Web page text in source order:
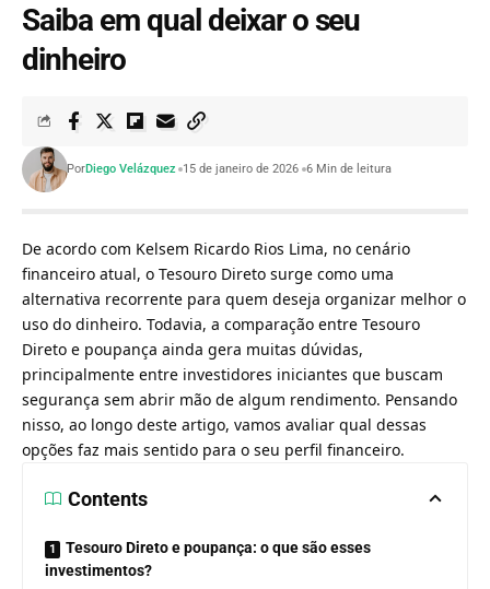
Saiba em qual deixar o seu
dinheiro
PorDiego Velázquez 15 de janeiro de 2026 6 Min de leitura
De acordo com Kelsem Ricardo Rios Lima, no cenário
financeiro atual, o Tesouro Direto surge como uma
alternativa recorrente para quem deseja organizar melhor o
uso do dinheiro. Todavia, a comparação entre Tesouro
Direto e poupança ainda gera muitas dúvidas,
principalmente entre investidores iniciantes que buscam
segurança sem abrir mão de algum rendimento. Pensando
nisso, ao longo deste artigo, vamos avaliar qual dessas
opções faz mais sentido para o seu perfil financeiro.
Contents
Tesouro Direto e poupança: o que são esses
investimentos?